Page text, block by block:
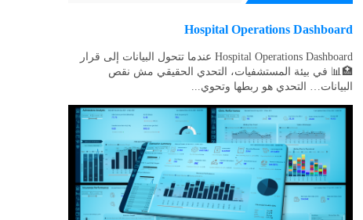
Hospital Operations Dashboard
Hospital Operations Dashboard عندما تتحول البيانات إلى قرار
🏥📊 في بيئة المستشفيات، التحدي الحقيقي مش نقص
البيانات… التحدي هو ربطها وتحوي...